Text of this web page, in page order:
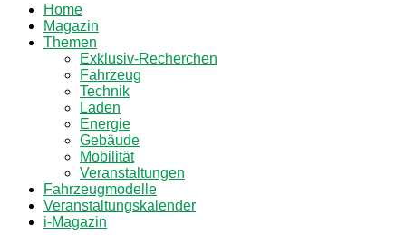
Home
Magazin
Themen
Exklusiv-Recherchen
Fahrzeug
Technik
Laden
Energie
Gebäude
Mobilität
Veranstaltungen
Fahrzeugmodelle
Veranstaltungskalender
i-Magazin